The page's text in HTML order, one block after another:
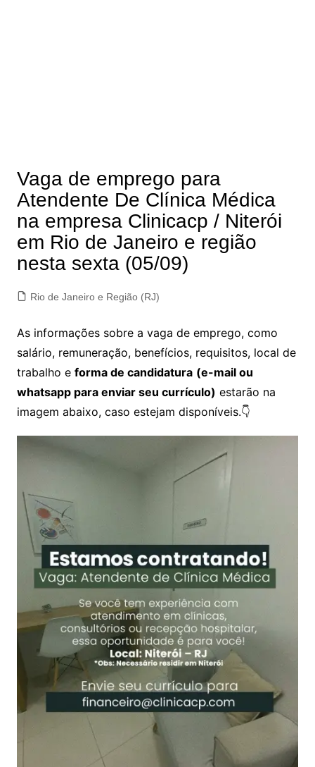
Vaga de emprego para
Atendente De Clínica Médica
na empresa Clinicacp / Niterói
em Rio de Janeiro e região
nesta sexta (05/09)
Rio de Janeiro e Região (RJ)
As informações sobre a vaga de emprego, como
salário, remuneração, benefícios, requisitos, local de
trabalho e forma de candidatura (e-mail ou
whatsapp para enviar seu currículo) estarão na
imagem abaixo, caso estejam disponíveis.👇